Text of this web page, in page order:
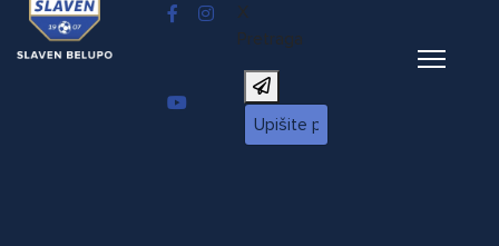
X
Pretraga